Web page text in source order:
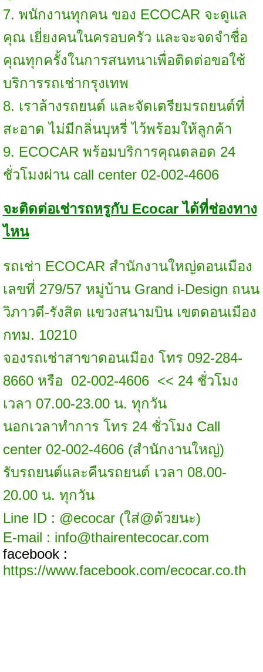
7. พนักงานทุกคน ของ ECOCAR จะดูแล
คุณ เยี่ยงคนในครอบครัว และจะจดจำชื่อ
คุณทุกครั้งในการสนทนาเพื่อติดต่อขอใช้
บริการรถเช่ากรุงเทพ
8. เราล้างรถยนต์ และจัดเตรียมรถยนต์ที่
สะอาด ไม่มีกลิ่นบุหรี่ ไว้พร้อมให้ลูกค้า
9. ECOCAR พร้อมบริการคุณตลอด 24
ชั่วโมงผ่าน call center 02-002-4606
จะติดต่อเช่ารถหรูกับ Ecocar ได้ที่ช่องทาง
ไหน
รถเช่า ECOCAR สำนักงานใหญ่ดอนเมือง
เลขที่ 279/57 หมู่บ้าน Grand i-Design ถนน
วิภาวดี-รังสิต แขวงสนามบิน เขตดอนเมือง
กทม. 10210
จองรถเช่าสาขาดอนเมือง โทร 092-284-
8660 หรือ 02-002-4606 << 24 ชั่วโมง
เวลา 07.00-23.00 น. ทุกวัน
นอกเวลาทำการ โทร 24 ชั่วโมง Call
center 02-002-4606 (สำนักงานใหญ่)
รับรถยนต์และคืนรถยนต์ เวลา 08.00-
20.00 น. ทุกวัน
Line ID : @ecocar (ใส่@ด้วยนะ)
E-mail : info@thairentecocar.com
facebook :
https://www.facebook.com/ecocar.co.th